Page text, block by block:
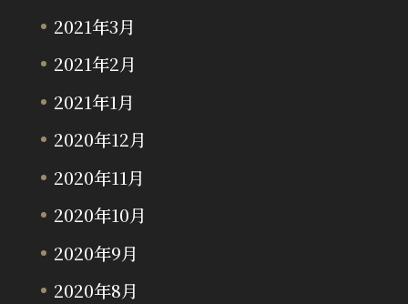
2021年3月
2021年2月
2021年1月
2020年12月
2020年11月
2020年10月
2020年9月
2020年8月